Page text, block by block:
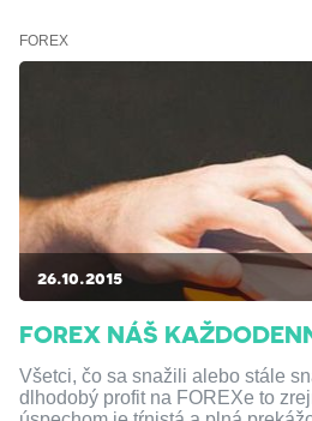
FOREX
26.10.2015
FOREX NÁŠ
Všetci, čo sa snažili alebo stále
dlhodobý profit na FOREXe to